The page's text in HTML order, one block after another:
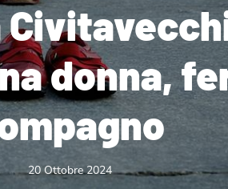
donna,
20 Ottobre 2024